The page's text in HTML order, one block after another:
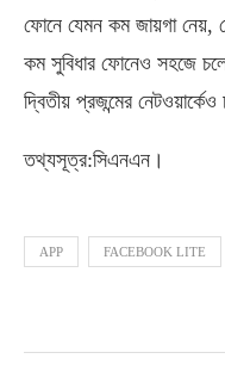
ফোনে যেমন কম জায়গা নেয়,
কম সুবিধার ফোনেও সহজে
দ্বিতীয় প্রজন্মের নেটওয়ার্কেও
তথ্যসূত্র:সিএনএন।
APP FACEBOOK LITE